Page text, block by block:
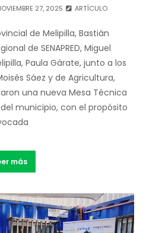
27, 2025 ARTÍCULO
de Melipilla, Bastián
de SENAPRED, Miguel
Paula Gárate, junto a los
Sáez y de Agricultura,
una nueva Mesa Técnica
municipio, con el propósito
más